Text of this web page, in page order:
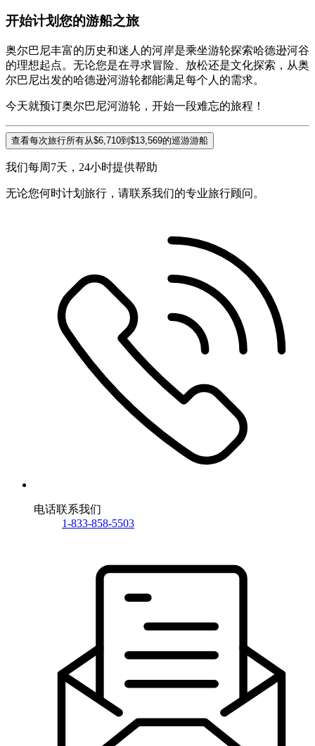
开始计划您的游船之旅
奥尔巴尼丰富的历史和迷人的河岸是乘坐游轮探索哈德逊河谷
的理想起点。无论您是在寻求冒险、放松还是文化探索，从奥
尔巴尼出发的哈德逊河游轮都能满足每个人的需求。
今天就预订奥尔巴尼河游轮，开始一段难忘的旅程！
查看每次旅行所有从$6,710到$13,569的巡游游船
我们每周7天，24小时提供帮助
无论您何时计划旅行，请联系我们的专业旅行顾问。
电话联系我们
1-833-858-5503